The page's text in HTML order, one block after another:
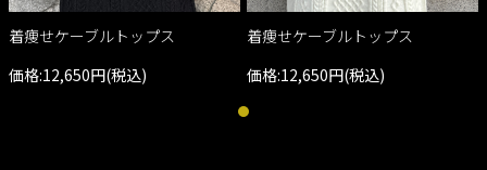
着痩せケーブルトップス
価格:12,650円(税込)
着痩せケーブルトップス
価格:12,650円(税込)